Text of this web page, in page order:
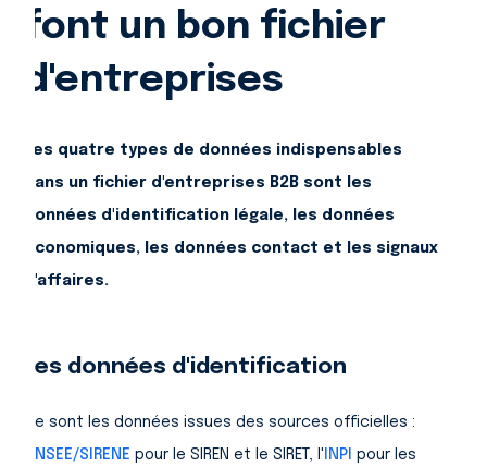
font un bon fichier
d'entreprises
Les quatre types de données indispensables
dans un fichier d'entreprises B2B sont les
données d'identification légale, les données
économiques, les données contact et les signaux
d'affaires.
Les données d'identification
Ce sont les données issues des sources officielles :
INSEE/SIRENE pour le SIREN et le SIRET, l' INPI pour les